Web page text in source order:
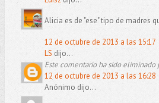
Alicia es de "ese" tipo de madres
12 de octubre de 2013 a las 15:17
LS dijo...
Este comentario ha sido eliminado
12 de octubre de 2013 a las 16:28
Anónimo dijo...